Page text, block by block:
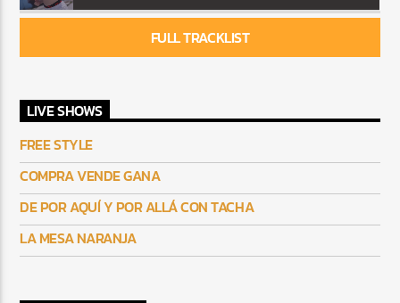
FULL TRACKLIST
LIVE SHOWS
FREE STYLE
COMPRA VENDE GANA
DE POR AQUÍ Y POR ALLÁ CON TACHA
LA MESA NARANJA